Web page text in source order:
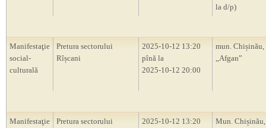
la d/p)
Manifestaţie
social-
culturală
Pretura sectorului
Rîșcani
2025-10-12 13:20
pînă la
2025-10-12 20:00
mun. Chișinău,
,,Afgan”
Manifestaţie
Pretura sectorului
2025-10-12 13:20
Mun.